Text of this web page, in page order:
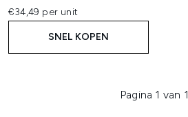
€34,49 per unit
SNEL KOPEN
Pagina 1 van 1